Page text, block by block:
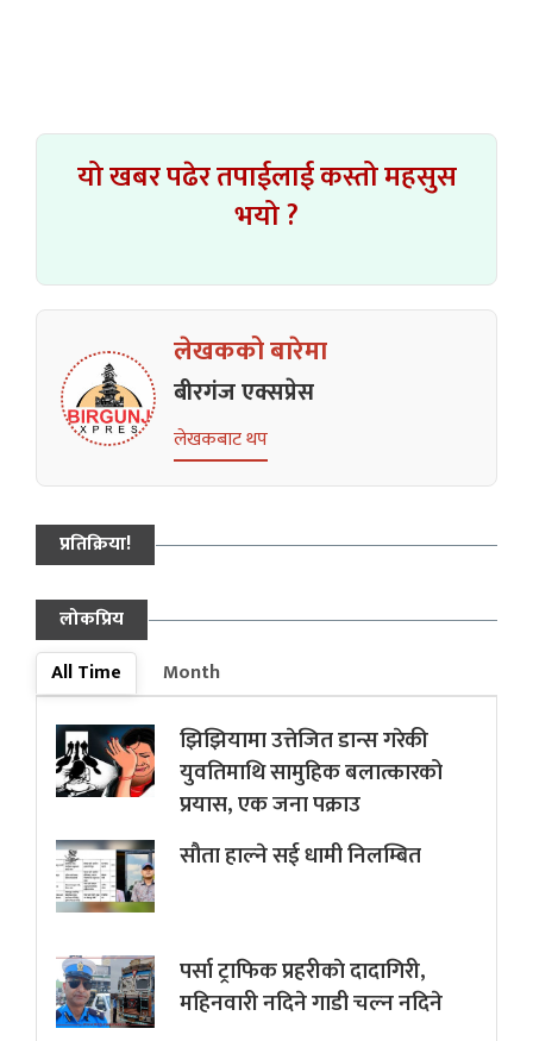
यो खबर पढेर तपाईलाई कस्तो महसुस
भयो ?
लेखकको बारेमा
बीरगंज एक्सप्रेस
लेखकबाट थप
प्रतिक्रिया!
लोकप्रिय
All Time
Month
झिझियामा उत्तेजित डान्स गरेकी
युवतिमाथि सामुहिक बलात्कारको
प्रयास, एक जना पक्राउ
सौता हाल्ने सई धामी निलम्बित
पर्सा ट्राफिक प्रहरीकाे दादागिरी,
महिनवारी नदिने गाडी चल्न नदिने